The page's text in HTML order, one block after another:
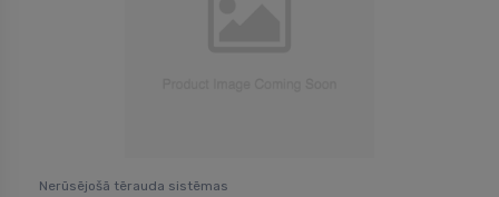
Nerūsējošā tērauda sistēmas